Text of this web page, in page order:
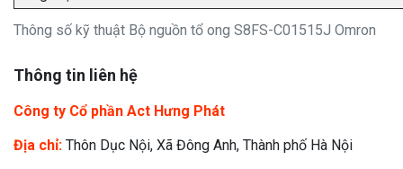
Thông số kỹ thuật Bộ nguồn tổ ong S8FS-C01515J Omron
Thông tin liên hệ
Công ty Cổ phần Act Hưng Phát
Địa chỉ: Thôn Dục Nội, Xã Đông Anh, Thành phố Hà Nội